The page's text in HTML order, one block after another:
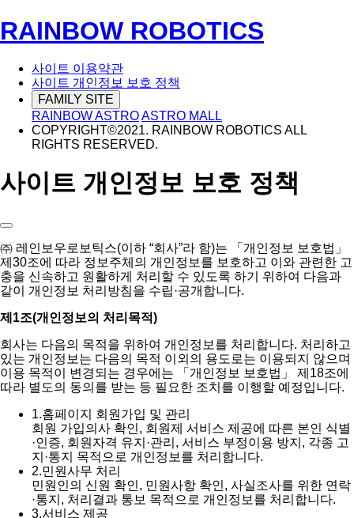
RAINBOW ROBOTICS
사이트 이용약관
사이트 개인정보 보호 정책
FAMILY SITE
RAINBOW ASTROASTRO MALL
COPYRIGHT©2021. RAINBOW ROBOTICS ALL
RIGHTS RESERVED.
사이트 개인정보 보호 정책
㈜ 레인보우로보틱스(이하 “회사”라 함)는 「개인정보 보호법」
제30조에 따라 정보주체의 개인정보를 보호하고 이와 관련한 고
충을 신속하고 원활하게 처리할 수 있도록 하기 위하여 다음과
같이 개인정보 처리방침을 수립·공개합니다.
제1조(개인정보의 처리목적)
회사는 다음의 목적을 위하여 개인정보를 처리합니다. 처리하고
있는 개인정보는 다음의 목적 이외의 용도로는 이용되지 않으며
이용 목적이 변경되는 경우에는 「개인정보 보호법」 제18조에
따라 별도의 동의를 받는 등 필요한 조치를 이행할 예정입니다.
1.홈페이지 회원가입 및 관리
회원 가입의사 확인, 회원제 서비스 제공에 따른 본인 식별
·인증, 회원자격 유지·관리, 서비스 부정이용 방지, 각종 고
지·통지 목적으로 개인정보를 처리합니다.
2.민원사무 처리
민원인의 신원 확인, 민원사항 확인, 사실조사를 위한 연락
·통지, 처리결과 통보 목적으로 개인정보를 처리합니다.
3.서비스 제공